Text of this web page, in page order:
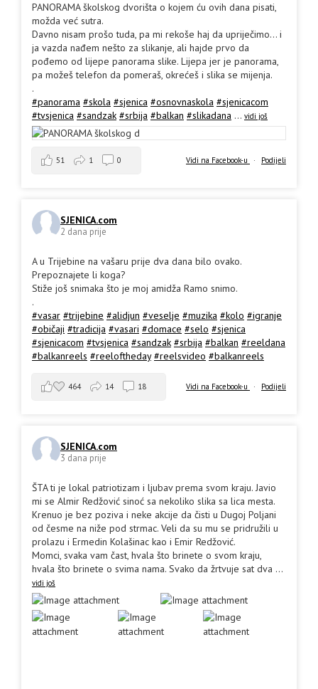
PANORAMA školskog dvorišta o kojem ću ovih dana pisati,
možda već sutra.
Davno nisam prošo tuda, pa mi rekoše haj da upriječimo... i
ja vazda nađem nešto za slikanje, ali hajde prvo da
pođemo od lijepe panorama slike. Lijepa jer je panorama,
pa možeš telefon da pomeraš, okrećeš i slika se mijenja.
.
#panorama #skola #sjenica #osnovnaskola #sjenicacom
#tvsjenica #sandzak #srbija #balkan #slikadana ... vidi još
Vidi na Facebook-u · Podijeli
51 1 0
SJENICA.com
2 dana prije
A u Trijebine na vašaru prije dva dana bilo ovako.
Prepoznajete li koga?
Stiže još snimaka što je moj amidža Ramo snimo.
.
#vasar #trijebine #alidjun #veselje #muzika #kolo #igranje
#običaji #tradicija #vasari #domace #selo #sjenica
#sjenicacom #tvsjenica #sandzak #srbija #balkan #reeldana
#balkanreels #reeloftheday #reelsvideo #balkanreels
Vidi na Facebook-u · Podijeli
464 14 18
SJENICA.com
3 dana prije
ŠTA ti je lokal patriotizam i ljubav prema svom kraju. Javio
mi se Almir Redžović sinoć sa nekoliko slika sa lica mesta.
Krenuo je bez poziva i neke akcije da čisti u Dugoj Poljani
od česme na niže pod strmac. Veli da su mu se pridružili u
prolazu i Ermedin Kolašinac kao i Emir Redžović.
Momci, svaka vam čast, hvala što brinete o svom kraju,
hvala što brinete o svima nama. Svako da žrtvuje sat dva ...
vidi još